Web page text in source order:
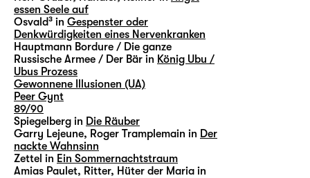
essen Seele auf
Osvald³ in Gespenster oder
Denkwürdigkeiten eines Nervenkranken
Hauptmann Bordure / Die ganze
Russische Armee / Der Bär in König Ubu /
Ubus Prozess
Gewonnene Illusionen (UA)
Peer Gynt
89/90
Spiegelberg in Die Räuber
Garry Lejeune, Roger Tramplemain in Der
nackte Wahnsinn
Zettel in Ein Sommernachtstraum
Amias Paulet, Ritter, Hüter der Maria in